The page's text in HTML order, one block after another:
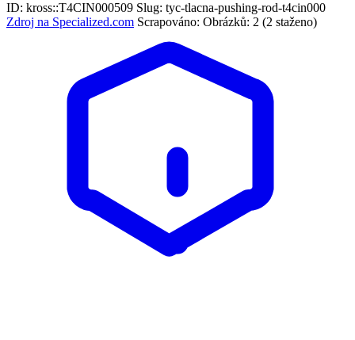
ID: kross::T4CIN000509 Slug: tyc-tlacna-pushing-rod-t4cin000
Zdroj na Specialized.com Scrapováno: Obrázků: 2 (2 staženo)